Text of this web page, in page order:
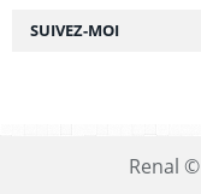
SUIVEZ-MOI
Renal